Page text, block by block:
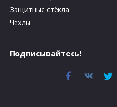
Защитные стёкла
Чехлы
Подписывайтесь!